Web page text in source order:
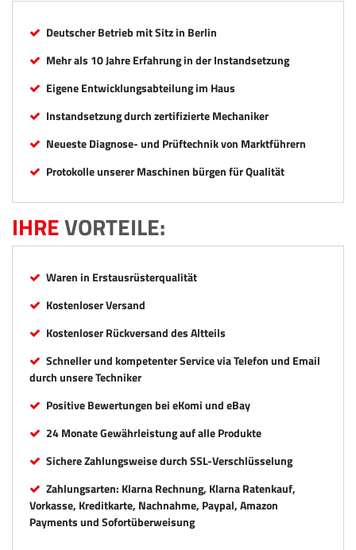
Deutscher Betrieb mit Sitz in Berlin
Mehr als 10 Jahre Erfahrung in der Instandsetzung
Eigene Entwicklungsabteilung im Haus
Instandsetzung durch zertifizierte Mechaniker
Neueste Diagnose- und Prüftechnik von Marktführern
Protokolle unserer Maschinen bürgen für Qualität
IHREVORTEILE:
Waren in Erstausrüsterqualität
Kostenloser Versand
Kostenloser Rückversand des Altteils
Schneller und kompetenter Service via Telefon und Email
durch unsere Techniker
Positive Bewertungen bei eKomi und eBay
24 Monate Gewährleistung auf alle Produkte
Sichere Zahlungsweise durch SSL-Verschlüsselung
Zahlungsarten: Klarna Rechnung, Klarna Ratenkauf,
Vorkasse, Kreditkarte, Nachnahme, Paypal, Amazon
Payments und Sofortüberweisung